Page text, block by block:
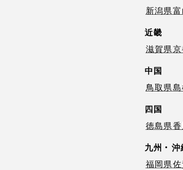
新潟県
近畿
滋賀県
中国
鳥取県
四国
徳島県
九州・沖
福岡県